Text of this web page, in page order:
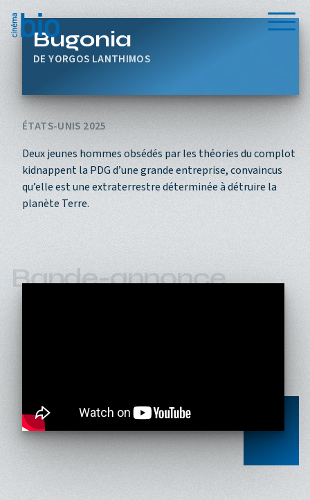
Bugonia
YORGOS LANTHIMOS
ÉTATS-UNIS 2025
Deux jeunes hommes obsédés par les théories du complot
kidnappent la PDG d’une grande entreprise, convaincus
qu’elle est une extraterrestre déterminée à détruire la
planète Terre.
Bande-annonce